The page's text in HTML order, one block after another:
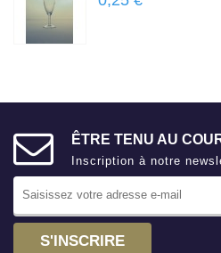
ÊTRE TENU AU
Inscription à notre
S'INSCRIRE